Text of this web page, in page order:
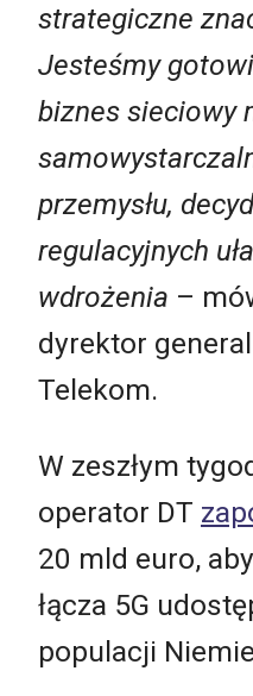
strategiczne
Jesteśmy
biznes sieciowy
przemysłu,
regulacyjnych
wdrożenia –
dyrektor
Telekom.
W zeszłym
operator DT
20 mld euro,
łącza 5G
populacji